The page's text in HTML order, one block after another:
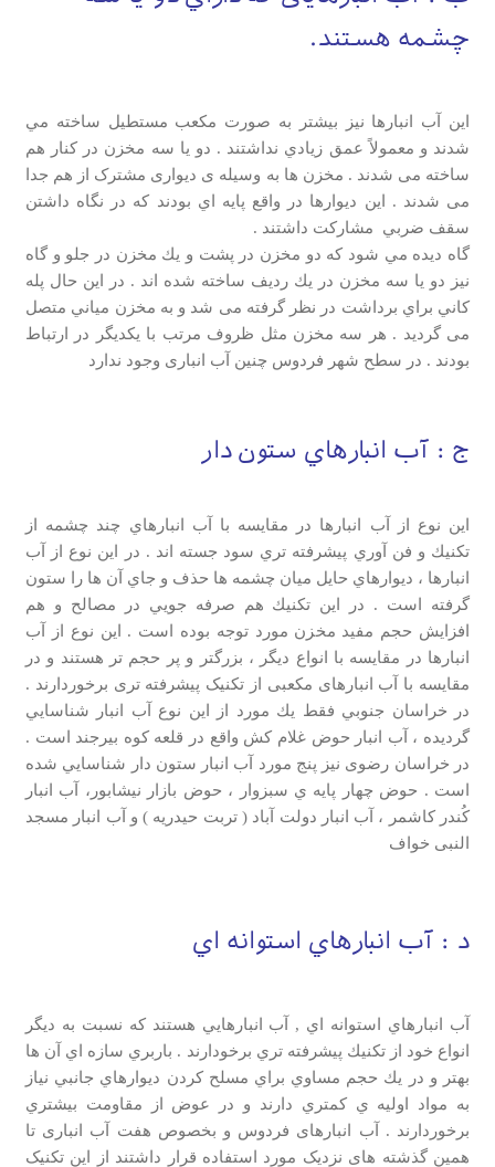
چشمه هستند.
اين آب انبارها نيز بيشتر به صورت مكعب مستطيل ساخته مي
شدند و معمولاً عمق زيادي نداشتند . دو يا سه مخزن در كنار هم
ساخته می شدند . مخزن ها به وسیله ی دیواری مشترک از هم جدا
می شدند . اين ديوارها در واقع پايه اي بودند که در نگاه داشتن
سقف ضربي مشاركت داشتند .
گاه ديده مي شود كه دو مخزن در پشت و يك مخزن در جلو و گاه
نيز دو يا سه مخزن در يك رديف ساخته شده اند . در اين حال پله
كاني براي برداشت در نظر گرفته می شد و به مخزن مياني متصل
می گردید . هر سه مخزن مثل ظروف مرتب با يكديگر در ارتباط
بودند . در سطح شهر فردوس چنین آب انباری وجود ندارد
ج : آب انبارهاي ستون دار
اين نوع از آب انبارها در مقايسه با آب انبارهاي چند چشمه از
تكنيك و فن آوري پيشرفته تري سود جسته اند . در اين نوع از آب
انبارها ، ديوارهاي حايل ميان چشمه ها حذف و جاي آن ها را ستون
گرفته است . در اين تكنيك هم صرفه جويي در مصالح و هم
افزايش حجم مفيد مخزن مورد توجه بوده است . اين نوع از آب
انبارها در مقايسه با انواع ديگر ، بزرگتر و پر حجم تر هستند و در
مقایسه با آب انبارهای مکعبی از تکنیک پیشرفته تری برخوردارند .
در خراسان جنوبي فقط يك مورد از اين نوع آب انبار شناسايي
گرديده ، آب انبار حوض غلام كش واقع در قلعه كوه بيرجند است .
در خراسان رضوی نيز پنج مورد آب انبار ستون دار شناسايي شده
است . حوض چهار پايه ي سبزوار ، حوض بازار نيشابور، آب انبار
كُندر كاشمر ، آب انبار دولت آباد ( تربت حيدريه ) و آب انبار مسجد
النبی خواف
د : آب انبارهاي استوانه اي
آب انبارهاي استوانه اي , آب انبارهايي هستند كه نسبت به ديگر
انواع خود از تكنيك پيشرفته تري برخودارند . باربري سازه اي آن ها
بهتر و در يك حجم مساوي براي مسلح كردن ديوارهاي جانبي نياز
به مواد اوليه ي كمتري دارند و در عوض از مقاومت بيشتري
برخوردارند . آب انبارهای فردوس و بخصوص هفت آب انباری تا
همین گذشته های نزدیک مورد استفاده قرار داشتند از این تکنیک